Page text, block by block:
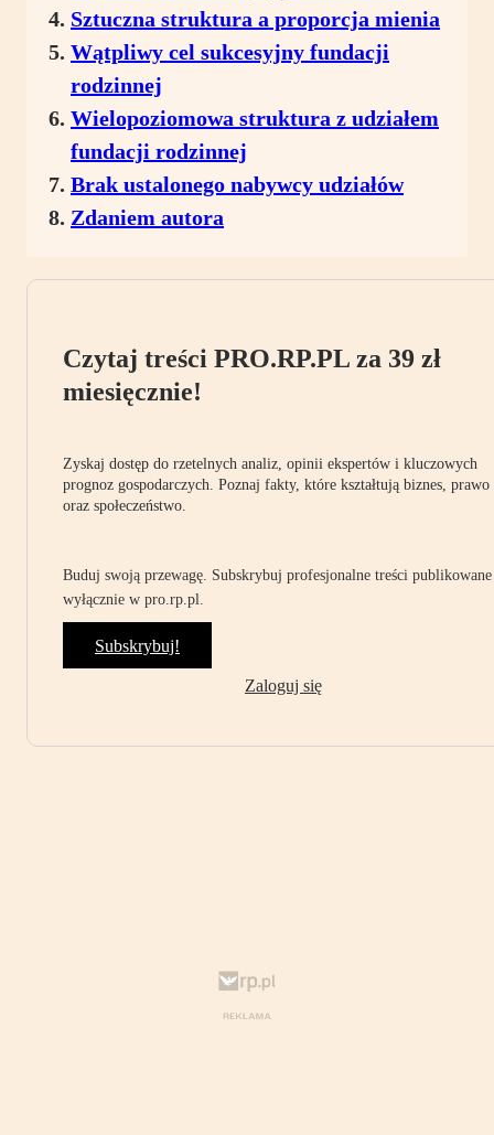
Sztuczna struktura a proporcja mienia
Wątpliwy cel sukcesyjny fundacji
rodzinnej
Wielopoziomowa struktura z udziałem
fundacji rodzinnej
Brak ustalonego nabywcy udziałów
Zdaniem autora
Czytaj treści PRO.RP.PL za 39 zł
miesięcznie!
Zyskaj dostęp do rzetelnych analiz, opinii ekspertów i kluczowych
prognoz gospodarczych. Poznaj fakty, które kształtują biznes, prawo
oraz społeczeństwo.
Buduj swoją przewagę. Subskrybuj profesjonalne treści publikowane
wyłącznie w pro.rp.pl.
Subskrybuj!
Zaloguj się